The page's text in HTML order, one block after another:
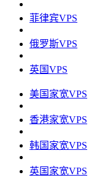
菲律宾VPS
俄罗斯VPS
英国VPS
美国家宽VPS
香港家宽VPS
韩国家宽VPS
英国家宽VPS